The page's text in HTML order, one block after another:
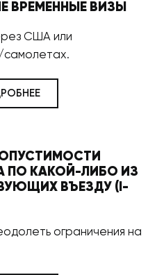
ВРЕМЕННЫЕ ВИЗЫ
США или
ПО КАКОЙ-ЛИБО ИЗ
ВЪЕЗДУ (I-
ограничения на